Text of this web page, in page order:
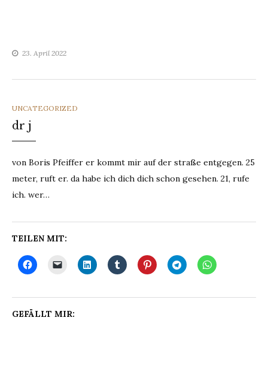
23. April 2022
CATEGORIES
UNCATEGORIZED
dr j
von Boris Pfeiffer er kommt mir auf der straße entgegen. 25
meter, ruft er. da habe ich dich dich schon gesehen. 21, rufe
ich. wer…
TEILEN MIT:
GEFÄLLT MIR: